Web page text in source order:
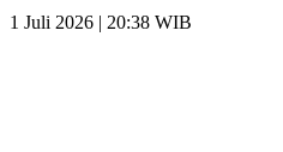
1 Juli 2026 | 20:38 WIB